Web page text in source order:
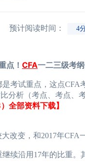
预计阅读时间： 4
点！ CFA一二三级考
试重点，这点CFA考
分析（考点、考点、
全部资料下载】
变，和2017年CFA
沿用17年的比重。